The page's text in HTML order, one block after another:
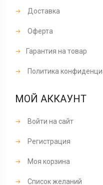
Доставка
Оферта
Гарантия на товар
Политика
МОЙ АККАУНТ
Войти на сайт
Регистрация
Моя корзина
Список желаний